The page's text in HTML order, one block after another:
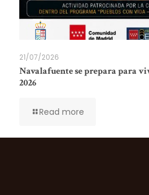
21/07/2026
Navalafuente se prepara para
2026
Read more